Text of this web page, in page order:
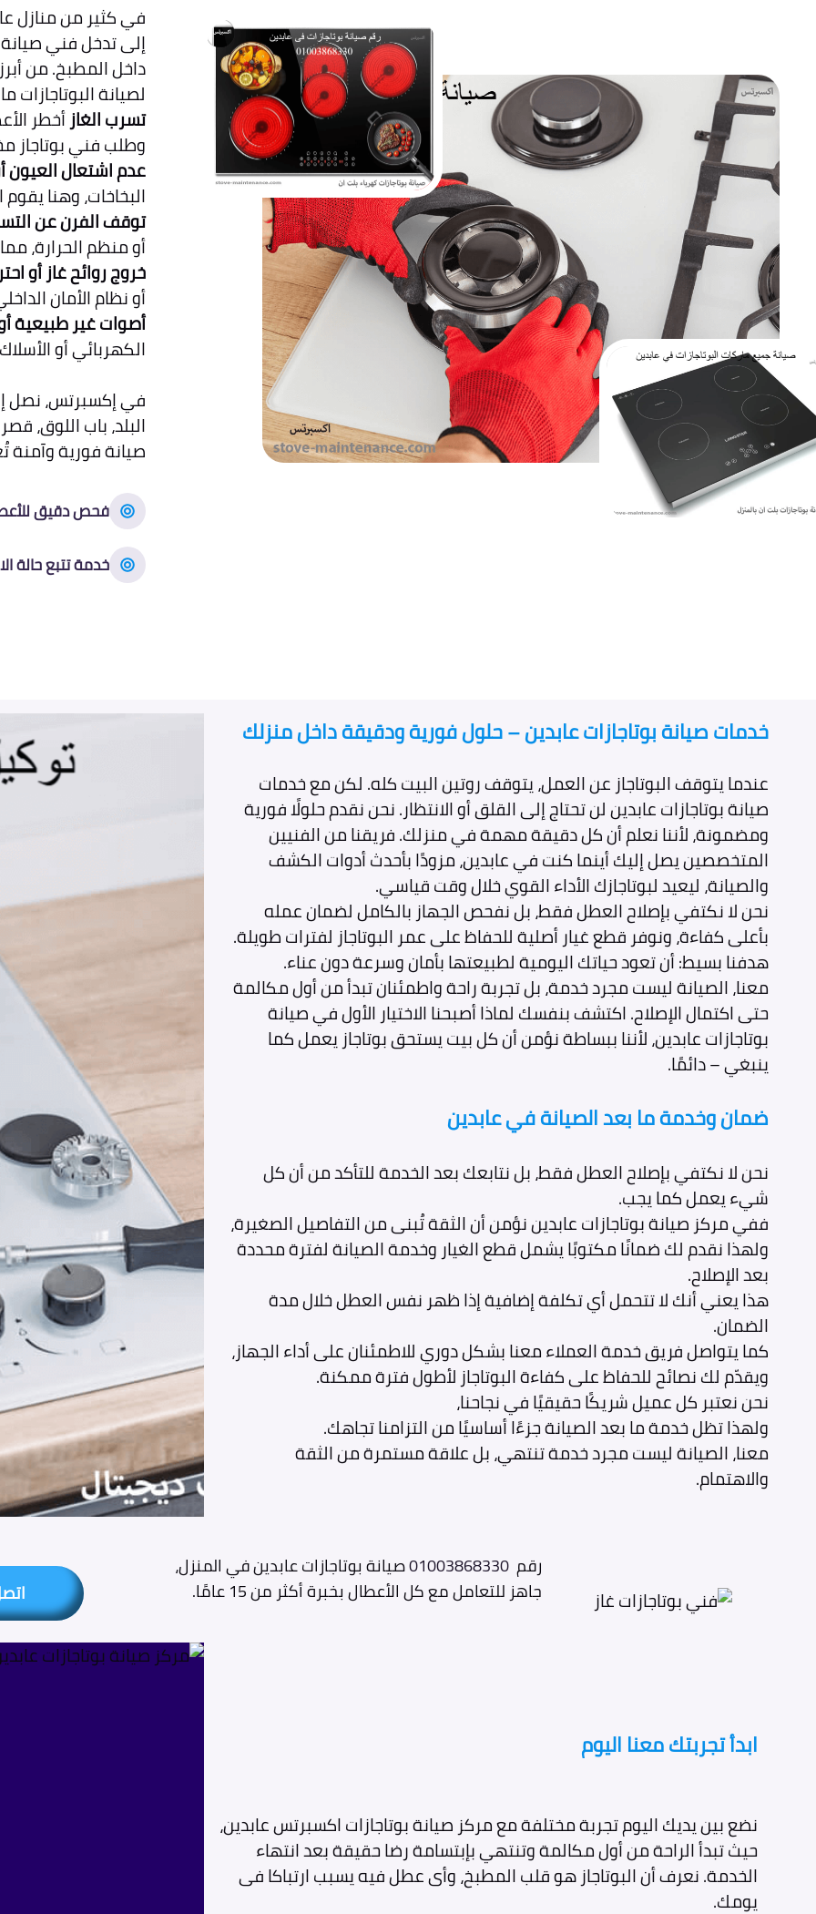
في كثير من منازل
إلى تدخل فني
داخل المطبخ. من
لصيانة البوتاجازات
تسرب الغازأخطر
وطلب فني بوتاجاز
عدم اشتعال
البخاخات، وهنا
توقف الفرن عن
أو منظم الحرارة،
خروج روائح غاز أو
أو نظام الأمان
أصوات غير طبيعية
الكهربائي أو
في إكسبرتس، نصل
البلد، باب اللوق،
صيانة فورية وآمنة
فحص دقيق
خدمة تتبع حالة
خدمات صيانة بوتاجازات عابدين – حلول فورية ودقيقة داخل منزلك
عندما يتوقف البوتاجاز عن العمل، يتوقف روتين البيت كله. لكن مع خدمات
صيانة بوتاجازات عابدين لن تحتاج إلى القلق أو الانتظار. نحن نقدم حلولًا فورية
ومضمونة، لأننا نعلم أن كل دقيقة مهمة في منزلك. فريقنا من الفنيين
المتخصصين يصل إليك أينما كنت في عابدين، مزودًا بأحدث أدوات الكشف
والصيانة، ليعيد لبوتاجازك الأداء القوي خلال وقت قياسي.
نحن لا نكتفي بإصلاح العطل فقط، بل نفحص الجهاز بالكامل لضمان عمله
بأعلى كفاءة، ونوفر قطع غيار أصلية للحفاظ على عمر البوتاجاز لفترات طويلة.
هدفنا بسيط: أن تعود حياتك اليومية لطبيعتها بأمان وسرعة دون عناء.
معنا، الصيانة ليست مجرد خدمة، بل تجربة راحة واطمئنان تبدأ من أول مكالمة
حتى اكتمال الإصلاح. اكتشف بنفسك لماذا أصبحنا الاختيار الأول في صيانة
بوتاجازات عابدين، لأننا ببساطة نؤمن أن كل بيت يستحق بوتاجاز يعمل كما
ينبغي – دائمًا.
ضمان وخدمة ما بعد الصيانة في عابدين
نحن لا نكتفي بإصلاح العطل فقط، بل نتابعك بعد الخدمة للتأكد من أن كل
شيء يعمل كما يجب.
ففي مركز صيانة بوتاجازات عابدين نؤمن أن الثقة تُبنى من التفاصيل الصغيرة،
ولهذا نقدم لك ضمانًا مكتوبًا يشمل قطع الغيار وخدمة الصيانة لفترة محددة
بعد الإصلاح.
هذا يعني أنك لا تتحمل أي تكلفة إضافية إذا ظهر نفس العطل خلال مدة
الضمان.
كما يتواصل فريق خدمة العملاء معنا بشكل دوري للاطمئنان على أداء الجهاز،
ويقدّم لك نصائح للحفاظ على كفاءة البوتاجاز لأطول فترة ممكنة.
نحن نعتبر كل عميل شريكًا حقيقيًا في نجاحنا،
ولهذا تظل خدمة ما بعد الصيانة جزءًا أساسيًا من التزامنا تجاهك.
معنا، الصيانة ليست مجرد خدمة تنتهي، بل علاقة مستمرة من الثقة
والاهتمام.
رقم01003868330صيانة بوتاجازات عابدين في المنزل،
جاهز للتعامل مع كل الأعطال بخبرة أكثر من 15 عامًا.
ابدأ تجربتك معنا اليوم
نضع بين يديك اليوم تجربة مختلفة مع مركز صيانة بوتاجازات اكسبرتس عابدين،
حيث تبدأ الراحة من أول مكالمة وتنتهي بإبتسامة رضا حقيقة بعد انتهاء
الخدمة. نعرف أن البوتاجاز هو قلب المطبخ، وأى عطل فيه يسبب ارتباكا فى
يومك.